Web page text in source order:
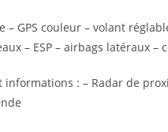
– GPS couleur – volant
– ESP – airbags latéraux –
: – Radar de